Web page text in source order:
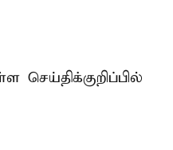
செய்திக்குறிப்பில்